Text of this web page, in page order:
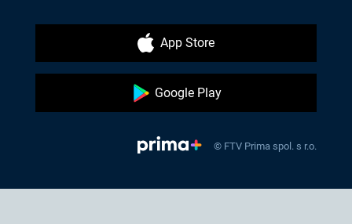
App Store
Google Play
© FTV Prima spol. s r.o.